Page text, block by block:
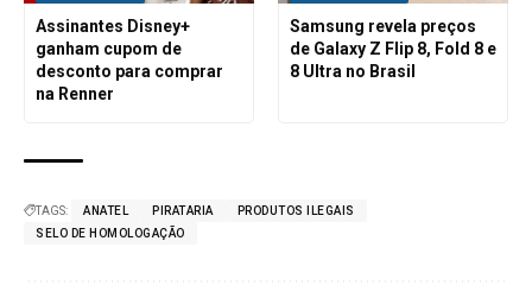
Assinantes Disney+
ganham cupom de
desconto para comprar
na Renner
Samsung revela preços
de Galaxy Z Flip 8, Fold 8 e
8 Ultra no Brasil
TAGS: ANATEL PIRATARIA
PRODUTOS ILEGAIS
SELO DE HOMOLOGAÇÃO